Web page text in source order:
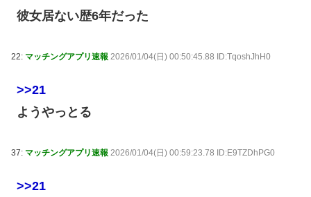
彼女居ない歴6年だった
22: マッチングアプリ速報 2026/01/04(日) 00:50:45.88 ID:TqoshJhH0
>>21
ようやっとる
37: マッチングアプリ速報 2026/01/04(日) 00:59:23.78 ID:E9TZDhPG0
>>21